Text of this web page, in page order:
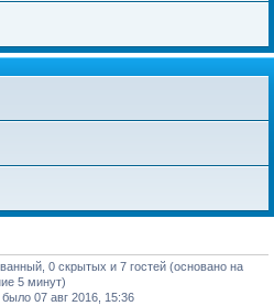
0 скрытых и 7 гостей (основано на
5 минут)
было 07 авг 2016, 15:36